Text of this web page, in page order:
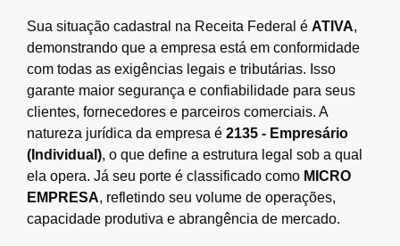
Sua situação cadastral na Receita Federal é ATIVA,
demonstrando que a empresa está em conformidade
com todas as exigências legais e tributárias. Isso
garante maior segurança e confiabilidade para seus
clientes, fornecedores e parceiros comerciais. A
natureza jurídica da empresa é 2135 - Empresário
(Individual), o que define a estrutura legal sob a qual
ela opera. Já seu porte é classificado como MICRO
EMPRESA, refletindo seu volume de operações,
capacidade produtiva e abrangência de mercado.